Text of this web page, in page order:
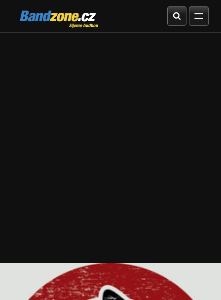
Bandzone.cz
žijeme hudbou